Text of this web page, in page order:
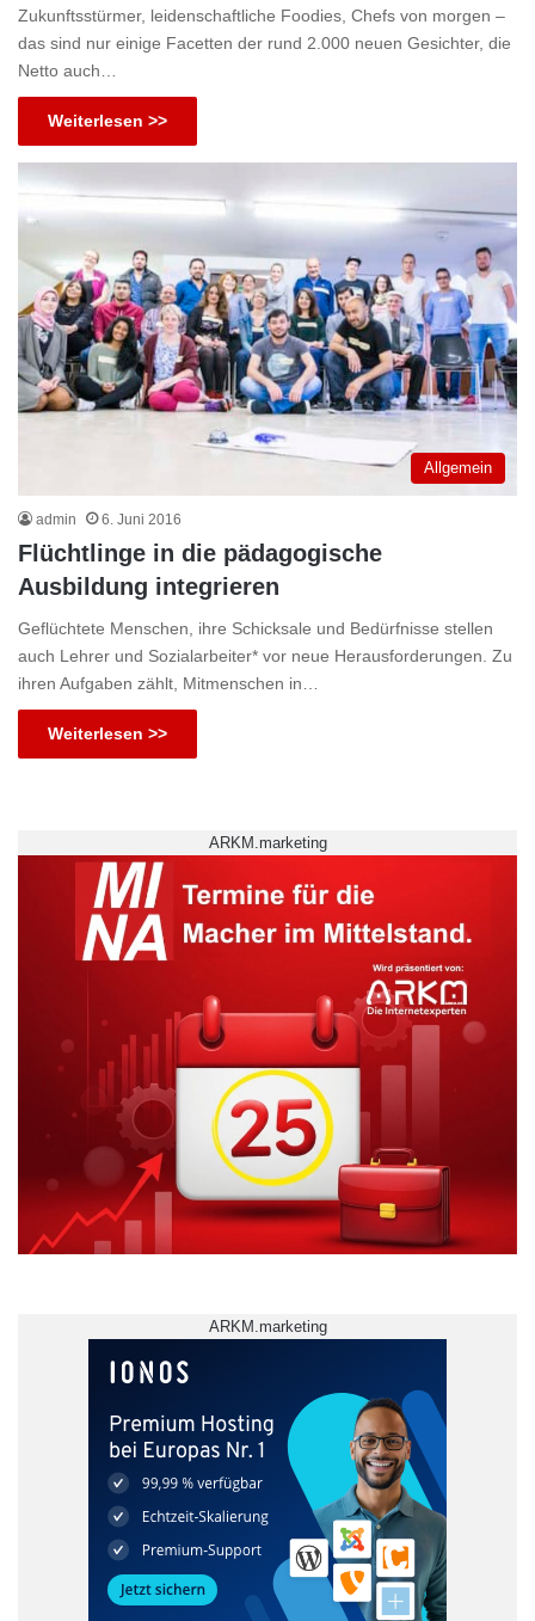
Zukunftsstürmer, leidenschaftliche Foodies, Chefs von morgen –
das sind nur einige Facetten der rund 2.000 neuen Gesichter, die
Netto auch…
Weiterlesen >>
Allgemein
admin 6. Juni 2016
Flüchtlinge in die pädagogische
Ausbildung integrieren
Geflüchtete Menschen, ihre Schicksale und Bedürfnisse stellen
auch Lehrer und Sozialarbeiter* vor neue Herausforderungen. Zu
ihren Aufgaben zählt, Mitmenschen in…
Weiterlesen >>
ARKM.marketing
ARKM.marketing